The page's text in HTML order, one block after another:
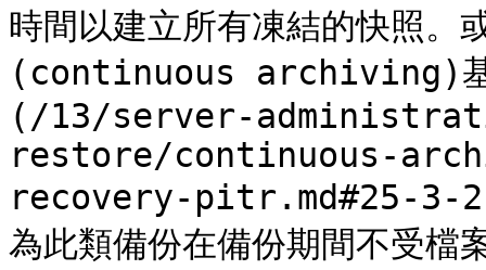
時間以建立所有凍結的快照。
(continuous archiving)
(/13/server-
restore/continuous-
recovery-pitr.md#25-3-
為此類備份在備份期間不受檔